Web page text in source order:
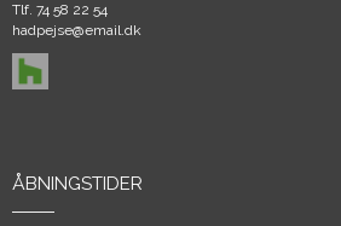
Tlf. 74 58 22 54
hadpejse@email.dk
ÅBNINGSTIDER